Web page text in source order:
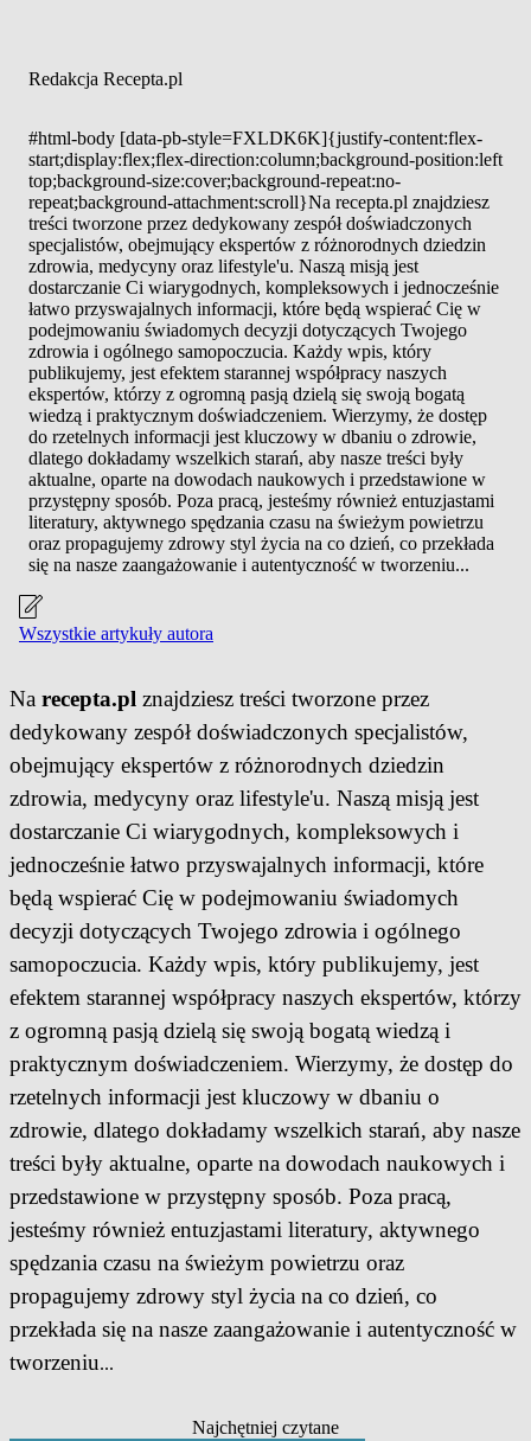
Redakcja Recepta.pl
#html-body [data-pb-style=FXLDK6K]{justify-content:flex-
start;display:flex;flex-direction:column;background-position:left
top;background-size:cover;background-repeat:no-
repeat;background-attachment:scroll}Na recepta.pl znajdziesz
treści tworzone przez dedykowany zespół doświadczonych
specjalistów, obejmujący ekspertów z różnorodnych dziedzin
zdrowia, medycyny oraz lifestyle'u. Naszą misją jest
dostarczanie Ci wiarygodnych, kompleksowych i jednocześnie
łatwo przyswajalnych informacji, które będą wspierać Cię w
podejmowaniu świadomych decyzji dotyczących Twojego
zdrowia i ogólnego samopoczucia. Każdy wpis, który
publikujemy, jest efektem starannej współpracy naszych
ekspertów, którzy z ogromną pasją dzielą się swoją bogatą
wiedzą i praktycznym doświadczeniem. Wierzymy, że dostęp
do rzetelnych informacji jest kluczowy w dbaniu o zdrowie,
dlatego dokładamy wszelkich starań, aby nasze treści były
aktualne, oparte na dowodach naukowych i przedstawione w
przystępny sposób. Poza pracą, jesteśmy również entuzjastami
literatury, aktywnego spędzania czasu na świeżym powietrzu
oraz propagujemy zdrowy styl życia na co dzień, co przekłada
się na nasze zaangażowanie i autentyczność w tworzeniu...
Wszystkie artykuły autora
Na recepta.pl znajdziesz treści tworzone przez
dedykowany zespół doświadczonych specjalistów,
obejmujący ekspertów z różnorodnych dziedzin
zdrowia, medycyny oraz lifestyle'u. Naszą misją jest
dostarczanie Ci wiarygodnych, kompleksowych i
jednocześnie łatwo przyswajalnych informacji, które
będą wspierać Cię w podejmowaniu świadomych
decyzji dotyczących Twojego zdrowia i ogólnego
samopoczucia. Każdy wpis, który publikujemy, jest
efektem starannej współpracy naszych ekspertów, którzy
z ogromną pasją dzielą się swoją bogatą wiedzą i
praktycznym doświadczeniem. Wierzymy, że dostęp do
rzetelnych informacji jest kluczowy w dbaniu o
zdrowie, dlatego dokładamy wszelkich starań, aby nasze
treści były aktualne, oparte na dowodach naukowych i
przedstawione w przystępny sposób. Poza pracą,
jesteśmy również entuzjastami literatury, aktywnego
spędzania czasu na świeżym powietrzu oraz
propagujemy zdrowy styl życia na co dzień, co
przekłada się na nasze zaangażowanie i autentyczność w
tworzeniu...
Najchętniej czytane